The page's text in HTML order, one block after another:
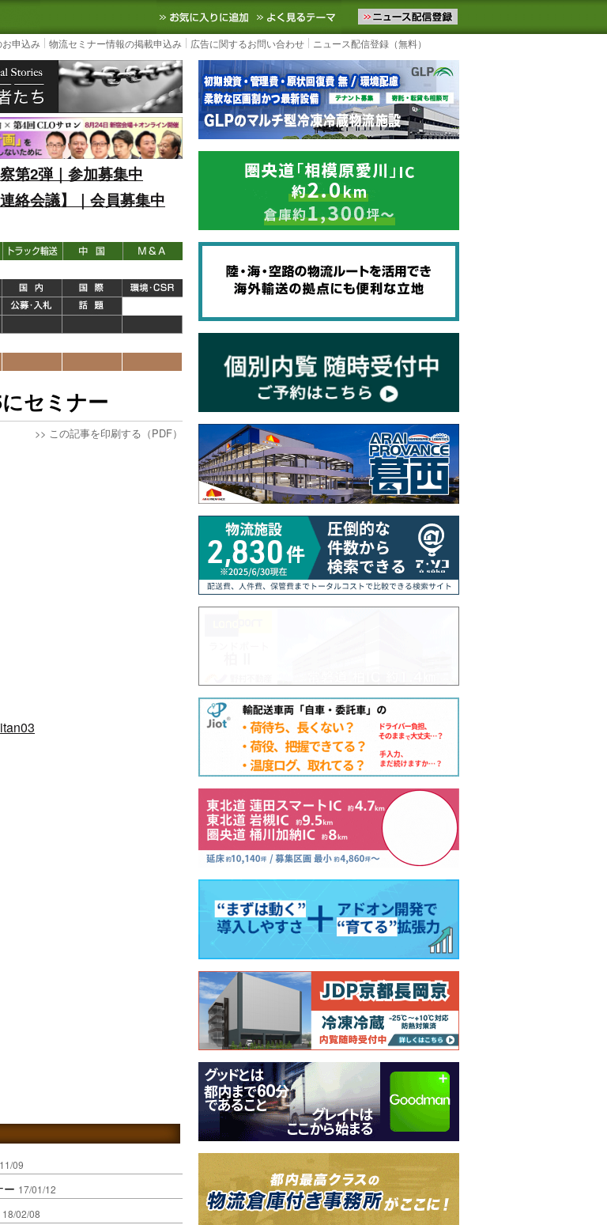
流ニュースサイト
3PL, SCMなど国内外の最新の物流ニュースをお届けします。物流ニュースメール配信を登録す
お気に入りに追加 よく見るテーマ
申込み 物流セミナー情報の掲載申込み 広告に関するお問い合わせ ニュース配信登録（無料）
第2弾｜参加募集中
絡会議】｜会員募集中
セミナー
>> この記事を印刷する（PDF）
09
ー 17/01/12
18/02/08